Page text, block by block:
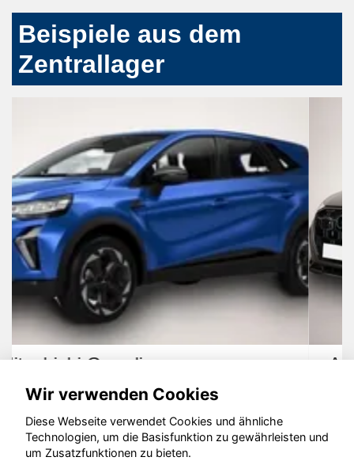
Beispiele aus dem
Zentrallager
Audi quattro
© konjunkturmotor.de GmbH 2020 - 2026
Wir verwenden Cookies
Diese Webseite verwendet Cookies und ähnliche
Technologien, um die Basisfunktion zu gewährleisten und
um Zusatzfunktionen zu bieten.